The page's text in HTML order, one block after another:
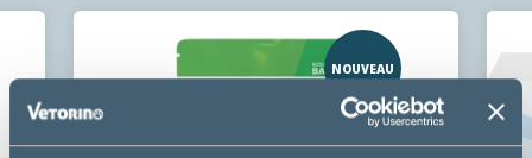
NOUVEAU